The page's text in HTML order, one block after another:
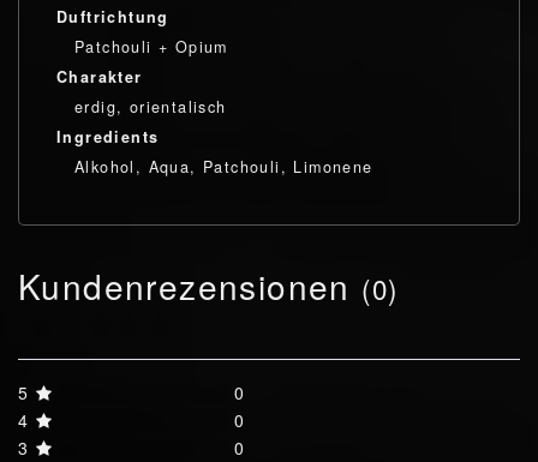
Duftrichtung
Patchouli + Opium
Charakter
erdig, orientalisch
Ingredients
Alkohol, Aqua, Patchouli, Limonene
Kundenrezensionen (0)
5
0
4
0
3
0